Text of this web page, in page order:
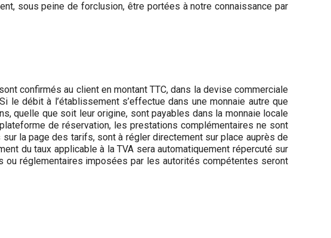
sous peine de forclusion, être portées à notre connaissance par
confirmés au client en montant TTC, dans la devise commerciale
débit à l’établissement s’effectue dans une monnaie autre que
quelle que soit leur origine, sont payables dans la monnaie locale
de réservation, les prestations complémentaires ne sont
la page des tarifs, sont à régler directement sur place auprès de
du taux applicable à la TVA sera automatiquement répercuté sur
réglementaires imposées par les autorités compétentes seront